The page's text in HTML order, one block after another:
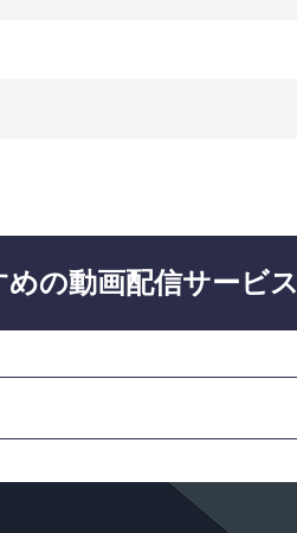
の動画配信サービス